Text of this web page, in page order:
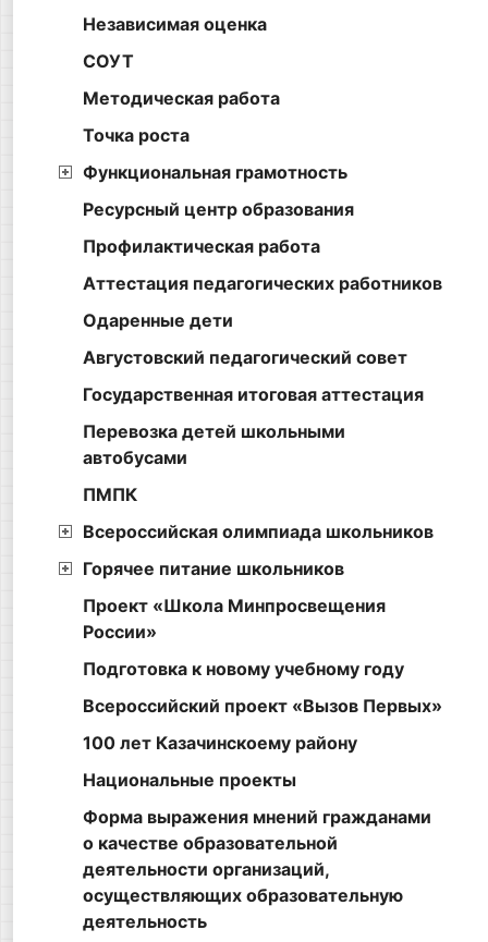
Независимая оценка
СОУТ
Методическая работа
Точка роста
Функциональная грамотность
Ресурсный центр образования
Профилактическая работа
Аттестация педагогических работников
Одаренные дети
Августовский педагогический совет
Государственная итоговая аттестация
Перевозка детей школьными
автобусами
ПМПК
Всероссийская олимпиада школьников
Горячее питание школьников
Проект «Школа Минпросвещения
России»
Подготовка к новому учебному году
Всероссийский проект «Вызов Первых»
100 лет Казачинскоему району
Национальные проекты
Форма выражения мнений гражданами
о качестве образовательной
деятельности организаций,
осуществляющих образовательную
деятельность